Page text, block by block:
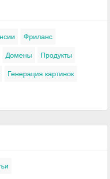
Фриланс
Домены Продукты
Генерация картинок